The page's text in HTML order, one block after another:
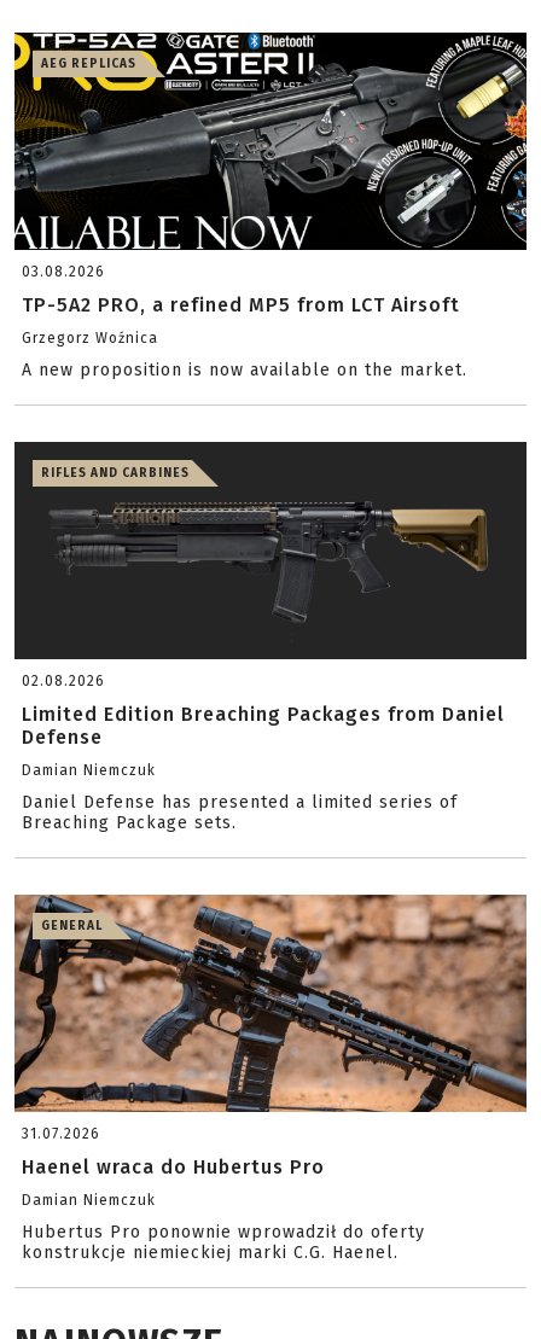
AEG REPLICAS
03.08.2026
TP-5A2 PRO, a refined MP5 from LCT Airsoft
Grzegorz Woźnica
A new proposition is now available on the market.
RIFLES AND CARBINES
02.08.2026
Limited Edition Breaching Packages from Daniel
Defense
Damian Niemczuk
Daniel Defense has presented a limited series of
Breaching Package sets.
GENERAL
31.07.2026
Haenel wraca do Hubertus Pro
Damian Niemczuk
Hubertus Pro ponownie wprowadził do oferty
konstrukcje niemieckiej marki C.G. Haenel.